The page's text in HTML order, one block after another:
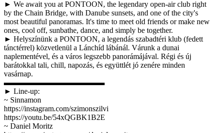
► We await you at PONTOON, the legendary open-air club right
by the Chain Bridge, with Danube sunsets, and one of the city's
most beautiful panoramas. It's time to meet old friends or make new
ones, cool off, sunbathe, dance, and simply be together.
► Helyszínünk a PONTOON, a legendás szabadtéri klub (fedett
tánctérrel) közvetlenül a Lánchíd lábánál. Várunk a dunai
naplementével, és a város legszebb panorámájával. Régi és új
barátokkal tali, chill, napozás, és együttlét jó zenére minden
vasárnap.
▬▬▬▬▬▬▬▬▬▬▬▬▬
► Line-up:
~ Sinnamon
https://instagram.com/szimonszilvi
https://youtu.be/54xQGBK1B2E
~ Daniel Moritz